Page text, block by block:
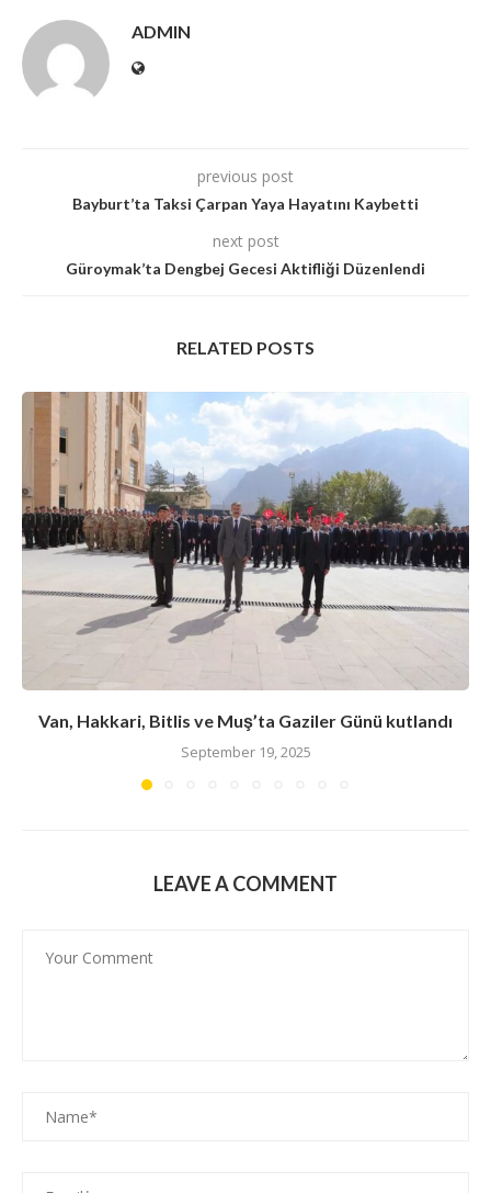
ADMIN
previous post
Bayburt’ta Taksi Çarpan Yaya Hayatını Kaybetti
next post
Güroymak’ta Dengbej Gecesi Aktifliği Düzenlendi
RELATED POSTS
Van, Hakkari, Bitlis ve Muş’ta Gaziler Günü kutlandı
September 19, 2025
LEAVE A COMMENT